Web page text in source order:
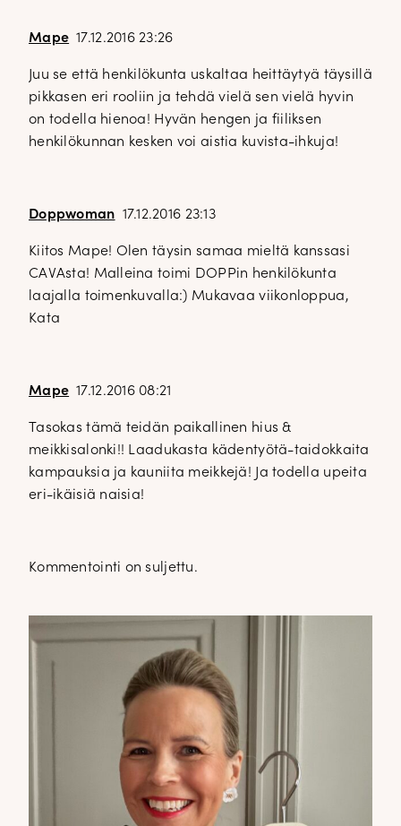
Mape 17.12.2016 23:26
Juu se että henkilökunta uskaltaa heittäytyä täysillä
pikkasen eri rooliin ja tehdä vielä sen vielä hyvin
on todella hienoa! Hyvän hengen ja fiiliksen
henkilökunnan kesken voi aistia kuvista-ihkuja!
Doppwoman 17.12.2016 23:13
Kiitos Mape! Olen täysin samaa mieltä kanssasi
CAVAsta! Malleina toimi DOPPin henkilökunta
laajalla toimenkuvalla:) Mukavaa viikonloppua,
Kata
Mape 17.12.2016 08:21
Tasokas tämä teidän paikallinen hius &
meikkisalonki!! Laadukasta kädentyötä-taidokkaita
kampauksia ja kauniita meikkejä! Ja todella upeita
eri-ikäisiä naisia!
Kommentointi on suljettu.